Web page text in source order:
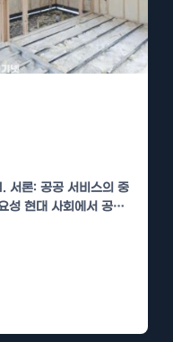
서론: 공공 서비스의 중
성 현대 사회에서 공공